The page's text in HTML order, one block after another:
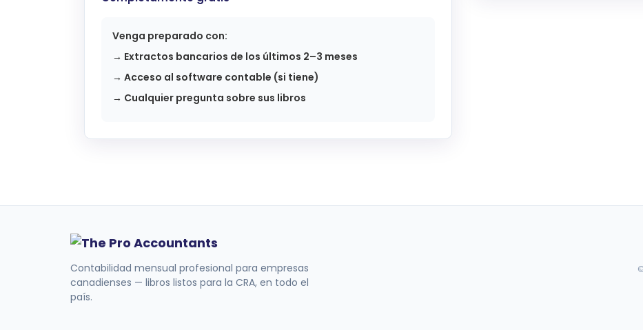
Venga preparado con:
→ Extractos bancarios de los últimos 2–3 meses
→ Acceso al software contable (si tiene)
→ Cualquier pregunta sobre sus libros
Contabilidad mensual profesional para empresas
canadienses — libros listos para la CRA, en todo el
país.